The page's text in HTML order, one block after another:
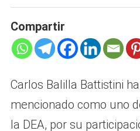
Compartir
Carlos Balilla Battistini
mencionado como uno
la DEA, por su